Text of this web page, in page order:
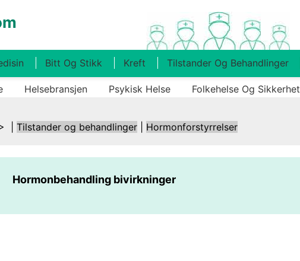
Bitt Og Stikk Kreft Tilstander Og Behandlinger
Helsebransjen Psykisk Helse Folkehelse Og Sikkerhet
| Tilstander og behandlinger Hormonforstyrrelser
Hormonbehandling bivirkninger